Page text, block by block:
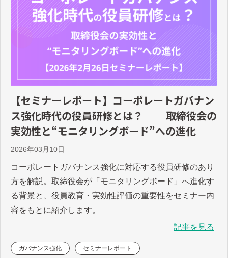
【セミナーレポート】コーポレートガバナン
ス強化時代の役員研修とは？ ──取締役会の
実効性と“モニタリングボード”への進化
2026年03月10日
コーポレートガバナンス強化に対応する役員研修のあり
方を解説。取締役会が「モニタリングボード」へ進化す
る背景と、役員教育・実効性評価の重要性をセミナー内
容をもとに紹介します。
記事を見る
ガバナンス強化 セミナーレポート